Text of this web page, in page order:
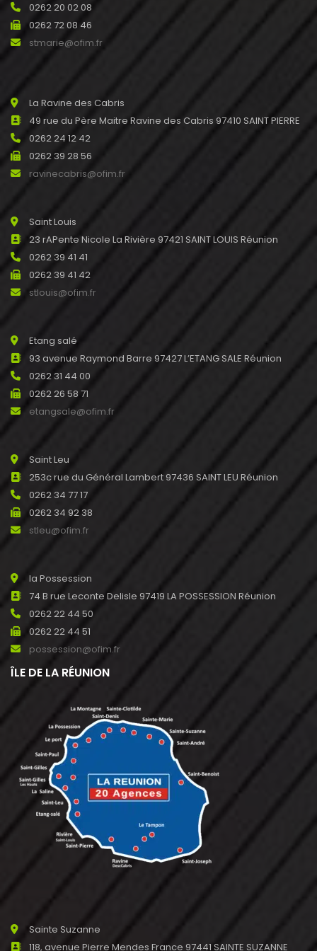
0262 20 02 08
0262 72 08 46
stmarie@ofim.fr
La Ravine des Cabris
49 rue du Père Maitre Ravine des Cabris 97410 SAINT PIERRE
0262 24 12 42
0262 39 28 56
ravinecabris@ofim.fr
Saint Louis
23 rAPente Nicole La Rivière 97421 SAINT LOUIS Réunion
0262 39 41 41
0262 39 41 42
stlouis@ofim.fr
Etang salé
93 avenue Raymond Barre 97427 L’ETANG SALE Réunion
0262 31 44 00
0262 26 58 71
etangsale@ofim.fr
Saint Leu
253c rue du Général Lambert 97436 SAINT LEU Réunion
0262 34 77 17
0262 34 92 38
stleu@ofim.fr
la Possession
74 B rue Leconte Delisle 97419 LA POSSESSION Réunion
0262 22 44 50
0262 22 44 51
possession@ofim.fr
ÎLE DE LA RÉUNION
Sainte Suzanne
118, avenue Pierre Mendes France 97441 SAINTE SUZANNE